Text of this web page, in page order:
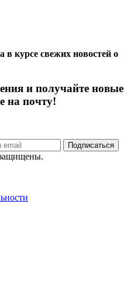
в курсе свежих новостей о
и получайте новые
на почту!